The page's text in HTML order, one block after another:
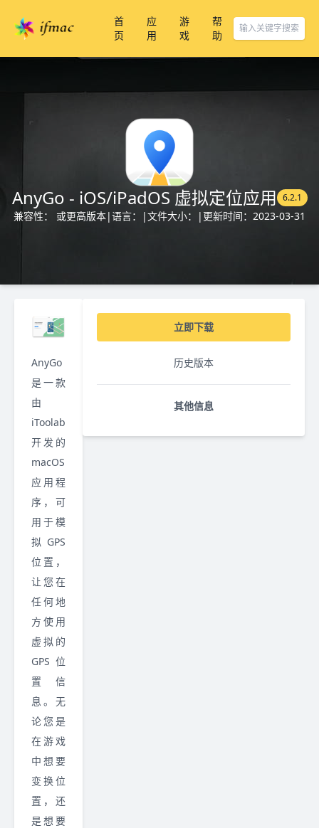
首
页
应
用
游
戏
帮
助
AnyGo - iOS/iPadOS 虚拟定位应用 6.2.1
兼容性： 或更高版本|语言： |文件大小： | 更新时间：2023-03-31
AnyGo
是一款
由
iToolab
开发的
macOS
应用程
序，可
用于模
拟 GPS
位置，
让您在
任何地
方使用
虚拟的
GPS 位
置信
息。无
论您是
在游戏
中想要
变换位
置，还
是想要
立即下载
历史版本
其他信息